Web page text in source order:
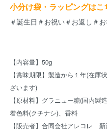
小分け袋・ラッピングはこ
＃誕生日＃お祝い＃お返し＃
【内容量】50g
【賞味期限】製造から１年(在庫
ざいます)
【原材料】グラニュー糖(国内製
着色料(クチナシ)、香料
【販売者】合同会社アレコレ